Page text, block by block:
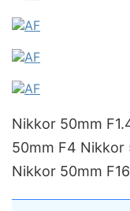
Nikkor 50mm
50mm F4 Nikkor
Nikkor 50mm F16